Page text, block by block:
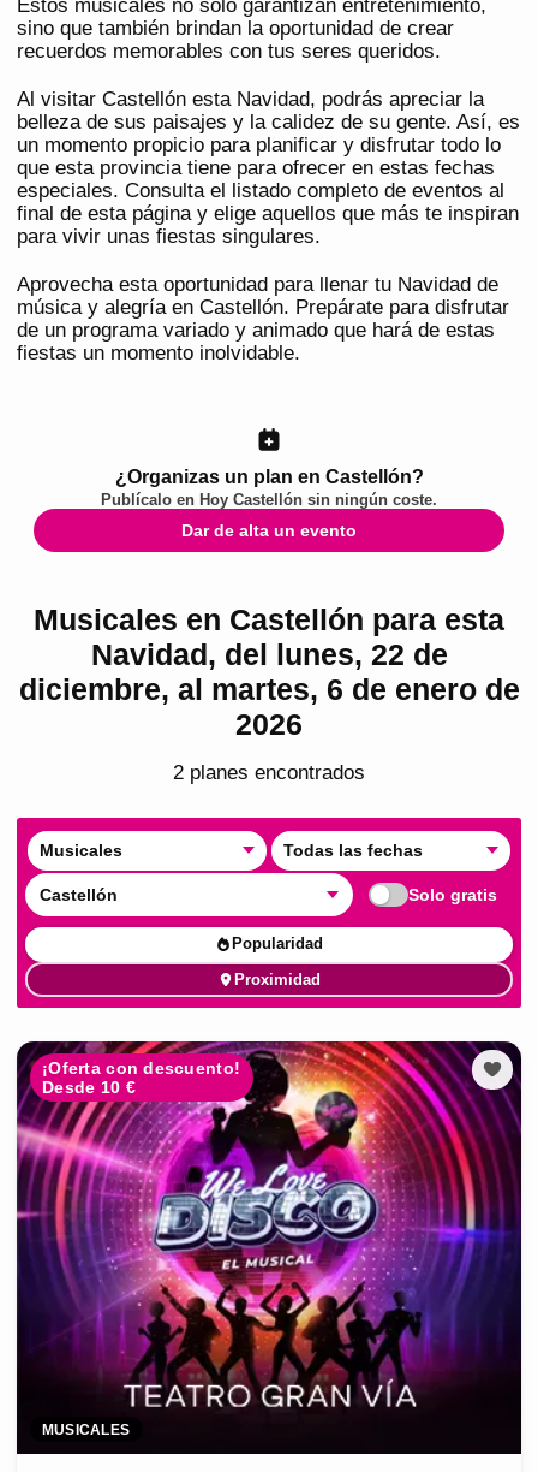
Estos musicales no solo garantizan entretenimiento,
sino que también brindan la oportunidad de crear
recuerdos memorables con tus seres queridos.
Al visitar Castellón esta Navidad, podrás apreciar la
belleza de sus paisajes y la calidez de su gente. Así, es
un momento propicio para planificar y disfrutar todo lo
que esta provincia tiene para ofrecer en estas fechas
especiales. Consulta el listado completo de eventos al
final de esta página y elige aquellos que más te inspiran
para vivir unas fiestas singulares.
Aprovecha esta oportunidad para llenar tu Navidad de
música y alegría en Castellón. Prepárate para disfrutar
de un programa variado y animado que hará de estas
fiestas un momento inolvidable.
¿Organizas un plan en Castellón?
Publícalo en Hoy Castellón sin ningún coste.
Dar de alta un evento
Musicales en Castellón para esta
Navidad, del lunes, 22 de
diciembre, al martes, 6 de enero de
2026
2 planes encontrados
Musicales Todas las fechas
Castellón Solo gratis
Popularidad
Proximidad
¡Oferta con descuento!
Desde 10 €
MUSICALES